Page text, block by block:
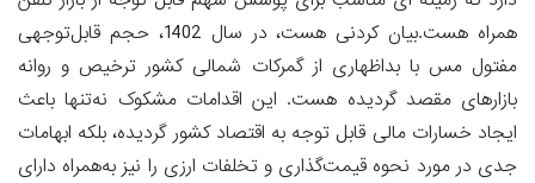
همراه هست.بیان کردنی هست، در سال 1402، حجم قابل‌توجهی
مفتول مس با بداظهاری از گمرکات شمالی کشور ترخیص و روانه
بازارهای مقصد گردیده هست. این اقدامات مشکوک نه‌تنها باعث
ایجاد خسارات مالی قابل توجه به اقتصاد کشور گردیده، بلکه ابهامات
جدی در مورد نحوه قیمت‌گذاری و تخلفات ارزی را نیز به‌همراه دارای